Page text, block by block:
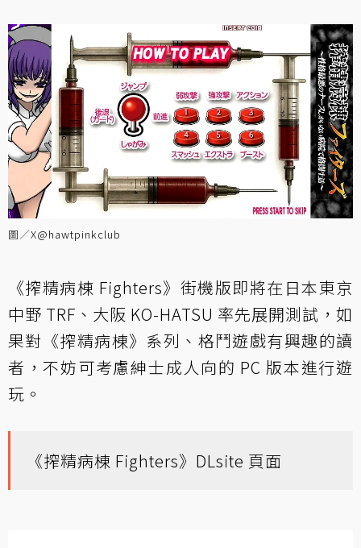
圖／X@hawtpinkclub
《搾精病棟 Fighters》街機版即將在日本東京
中野 TRF、大阪 KO-HATSU 率先展開測試，如
果對《搾精病棟》系列、格鬥遊戲有興趣的讀
者，不妨可考慮紳士成人向的 PC 版本進行遊
玩。
《搾精病棟 Fighters》DLsite 頁面